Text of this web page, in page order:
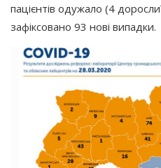
пацієнтів одужало (4
зафіксовано 93 нові випадки.